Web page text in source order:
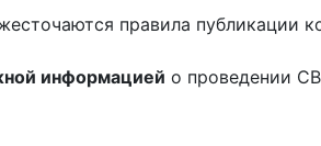
правила публикации
информацией о проведении